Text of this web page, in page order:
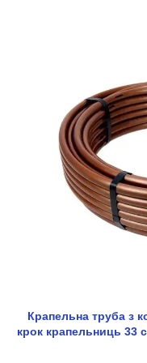
Крапельна труба з
крок крапельниць 33